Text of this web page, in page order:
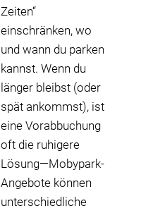
Zeiten“
einschränken, wo
und wann du parken
kannst. Wenn du
länger bleibst (oder
spät ankommst), ist
eine Vorabbuchung
oft die ruhigere
Lösung—Mobypark-
Angebote können
unterschiedliche